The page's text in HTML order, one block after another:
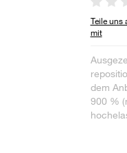
Teile uns
mit
dem
900 %